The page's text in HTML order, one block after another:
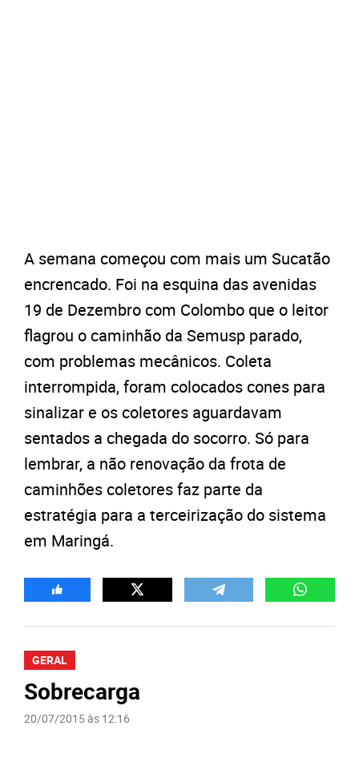
A semana começou com mais um Sucatão
encrencado. Foi na esquina das avenidas
19 de Dezembro com Colombo que o leitor
flagrou o caminhão da Semusp parado,
com problemas mecânicos. Coleta
interrompida, foram colocados cones para
sinalizar e os coletores aguardavam
sentados a chegada do socorro. Só para
lembrar, a não renovação da frota de
caminhões coletores faz parte da
estratégia para a terceirização do sistema
em Maringá.
GERAL
Sobrecarga
20/07/2015 às 12:16